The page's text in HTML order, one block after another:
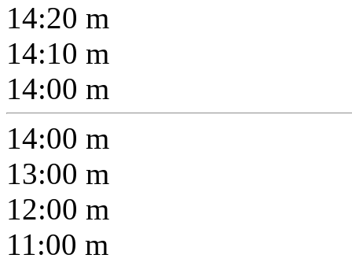
14:20 m
14:10 m
14:00 m
14:00 m
13:00 m
12:00 m
11:00 m